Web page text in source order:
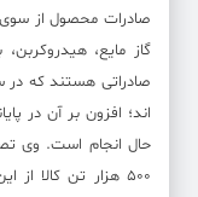
صادرات محصول از سوی
گاز مایع، هیدروکربن،
صادراتی هستند که در
اند؛ افزون بر آن در
حال انجام است. وی